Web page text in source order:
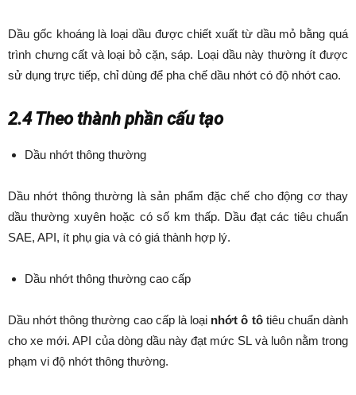
Dầu gốc khoáng là loại dầu được chiết xuất từ dầu mỏ bằng quá
trình chưng cất và loại bỏ cặn, sáp. Loại dầu này thường ít được
sử dụng trực tiếp, chỉ dùng để pha chế dầu nhớt có độ nhớt cao.
2.4 Theo thành phần cấu tạo
Dầu nhớt thông thường
Dầu nhớt thông thường là sản phẩm đặc chế cho động cơ thay
dầu thường xuyên hoặc có số km thấp. Dầu đạt các tiêu chuẩn
SAE, API, ít phụ gia và có giá thành hợp lý.
Dầu nhớt thông thường cao cấp
Dầu nhớt thông thường cao cấp là loại nhớt ô tôtiêu chuẩn dành
cho xe mới. API của dòng dầu này đạt mức SL và luôn nằm trong
phạm vi độ nhớt thông thường.